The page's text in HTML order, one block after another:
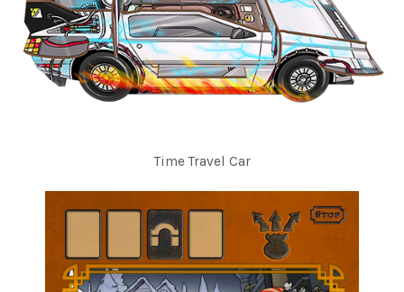
Time Travel Car